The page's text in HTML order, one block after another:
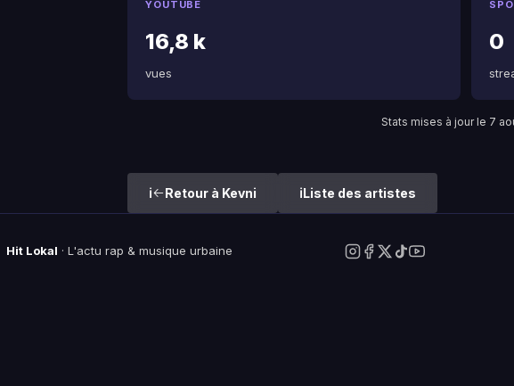
YOUTUBE
16,8 k
vues
0
Stats mises à jour le 7
Retour à Kevni Liste des artistes
Hit Lokal · L'actu rap & musique urbaine